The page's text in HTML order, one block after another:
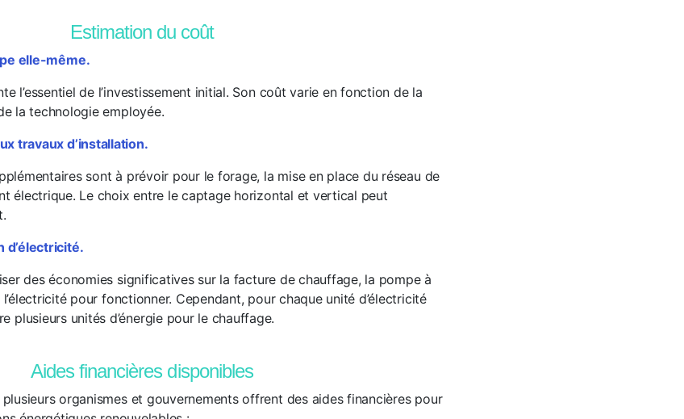
Estimation du coût
elle-même.
l’essentiel de l’investissement initial. Son coût varie en fonction de la
la technologie employée.
travaux d’installation.
sont à prévoir pour le forage, la mise en place du réseau de
électrique. Le choix entre le captage horizontal et vertical peut
d’électricité.
des économies significatives sur la facture de chauffage, la pompe à
pour fonctionner. Cependant, pour chaque unité d’électricité
plusieurs unités d’énergie pour le chauffage.
Aides financières disponibles
plusieurs organismes et gouvernements offrent des aides financières pour